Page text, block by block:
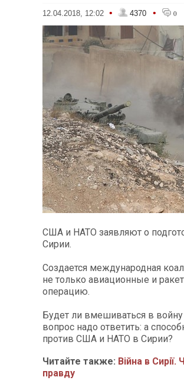
12.04.2018, 12:02 • 4370 • 0
США и НАТО заявляют о
Сирии.
Создается международная
не только авиационные и
операцию.
Будет ли вмешиваться в войну
вопрос надо ответить: а
против США и НАТО в Сирии?
Читайте также: Війна в
правду